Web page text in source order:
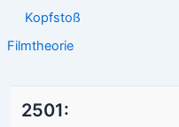
Kopfstoß
Filmtheorie
2501: